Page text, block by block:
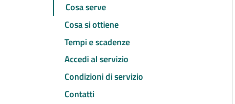
Cosa serve
Cosa si ottiene
Tempi e scadenze
Accedi al servizio
Condizioni di servizio
Contatti